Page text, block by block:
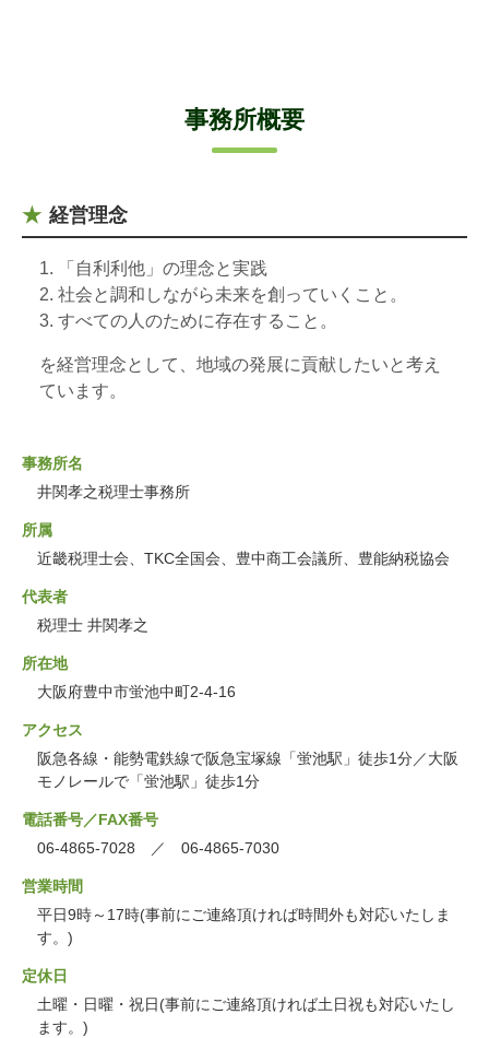
事務所概要
経営理念
「自利利他」の理念と実践
社会と調和しながら未来を創っていくこと。
すべての人のために存在すること。
を経営理念として、地域の発展に貢献したいと考え
ています。
事務所名
井関孝之税理士事務所
所属
近畿税理士会、TKC全国会、豊中商工会議所、豊能納税協会
代表者
税理士 井関孝之
所在地
大阪府豊中市蛍池中町2-4-16
アクセス
阪急各線・能勢電鉄線で阪急宝塚線「蛍池駅」徒歩1分／大阪
モノレールで「蛍池駅」徒歩1分
電話番号／FAX番号
06-4865-7028 ／ 06-4865-7030
営業時間
平日9時～17時(事前にご連絡頂ければ時間外も対応いたしま
す。)
定休日
土曜・日曜・祝日(事前にご連絡頂ければ土日祝も対応いたし
ます。)